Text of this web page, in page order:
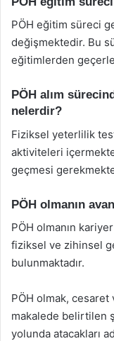
PÖH eğitim süreci
değişmektedir. Bu
eğitimlerden
PÖH alım
nelerdir?
Fiziksel yeterlilik
aktiviteleri
geçmesi
PÖH olmanın
PÖH olmanın
fiziksel ve zihinsel
bulunmaktadır.
PÖH olmak, cesaret
makalede belirtilen
yolunda atacakları